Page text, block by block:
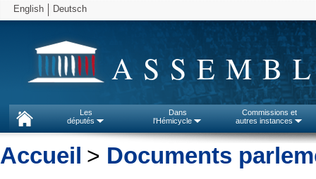
English Deutsch
Les
députés
Dans
l'Hémicycle
Commissions et
autres instances
Accueil > Documents